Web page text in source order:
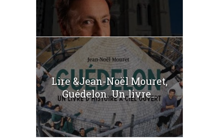
Lire &Jean-Noël Mouret,
Guédelon. Un livre...